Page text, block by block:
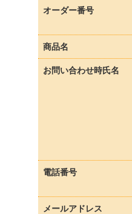
オーダー番号
商品名
お問い合わせ時氏名
電話番号
メールアドレス